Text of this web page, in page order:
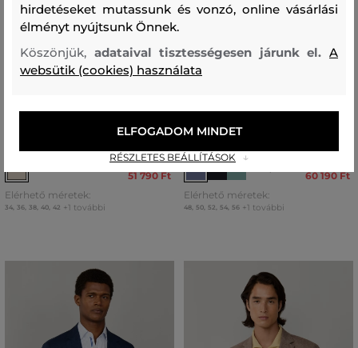
ZAKÓ CAMEL ACTIVE INDOOR
73 990 Ft
51 790 Ft
Elérhető méretek:
34, 36, 38, 40, 42 +1 további
ZAKÓ CAMEL ACTIVE INDOOR
BLAZERS
+1
60 190 Ft
Elérhető méretek:
48, 50, 52, 54, 56 +1 további
hirdetéseket mutassunk és vonzó, online vásárlási
élményt nyújtsunk Önnek.
Köszönjük, adataival tisztességesen járunk el.A
websütik (cookies) használata
RÉSZLETES BEÁLLÍTÁSOK
ELFOGADOM MINDET